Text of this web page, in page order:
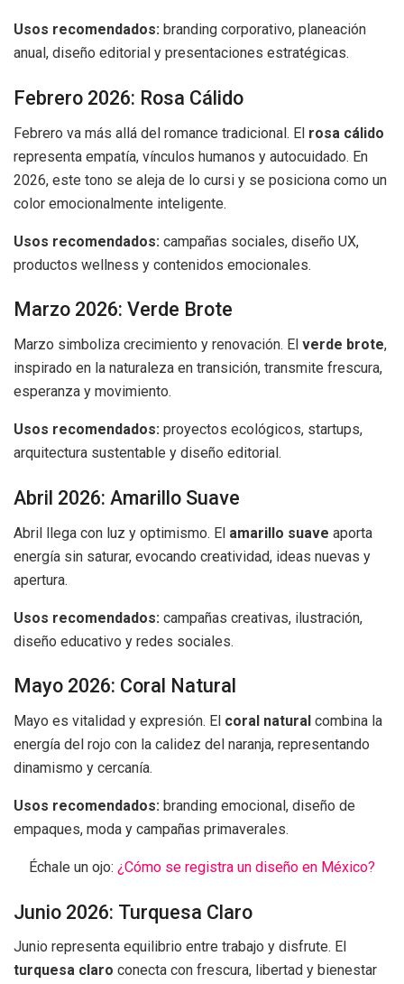
Usos recomendados: branding corporativo, planeación
anual, diseño editorial y presentaciones estratégicas.
Febrero 2026: Rosa Cálido
Febrero va más allá del romance tradicional. El rosa cálido
representa empatía, vínculos humanos y autocuidado. En
2026, este tono se aleja de lo cursi y se posiciona como un
color emocionalmente inteligente.
Usos recomendados: campañas sociales, diseño UX,
productos wellness y contenidos emocionales.
Marzo 2026: Verde Brote
Marzo simboliza crecimiento y renovación. El verde brote,
inspirado en la naturaleza en transición, transmite frescura,
esperanza y movimiento.
Usos recomendados: proyectos ecológicos, startups,
arquitectura sustentable y diseño editorial.
Abril 2026: Amarillo Suave
Abril llega con luz y optimismo. El amarillo suave aporta
energía sin saturar, evocando creatividad, ideas nuevas y
apertura.
Usos recomendados: campañas creativas, ilustración,
diseño educativo y redes sociales.
Mayo 2026: Coral Natural
Mayo es vitalidad y expresión. El coral natural combina la
energía del rojo con la calidez del naranja, representando
dinamismo y cercanía.
Usos recomendados: branding emocional, diseño de
empaques, moda y campañas primaverales.
Échale un ojo: ¿Cómo se registra un diseño en México?
Junio 2026: Turquesa Claro
Junio representa equilibrio entre trabajo y disfrute. El
turquesa claro conecta con frescura, libertad y bienestar